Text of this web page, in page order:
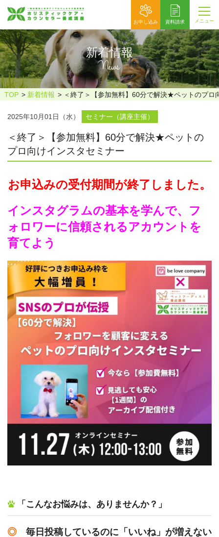
お申し込み 資料請求 メニュー
新着情報
News
TOP 新着情報 ＜終了＞【参加無料】60分で解決★ペットのプロ
2025年10月01日（水） セミナー（講座主催）
＜終了＞【参加無料】60分で解決★ペットの
プロ向けインスタセミナー
お申込みの受付期間が終了しました。
インスタグラムの基本を学んで、フ
ォロワーに信頼されるアカウントを
育てよう
「こんなお悩みは、ありませんか？」
◎ 毎日投稿しているのに「いいね」が増えない